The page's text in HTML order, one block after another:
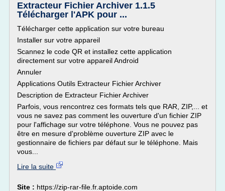
Extracteur Fichier Archiver 1.1.5
Télécharger l'APK pour ...
Télécharger cette application sur votre bureau
Installer sur votre appareil
Scannez le code QR et installez cette application
directement sur votre appareil Android
Annuler
Applications Outils Extracteur Fichier Archiver
Description de Extracteur Fichier Archiver
Parfois, vous rencontrez ces formats tels que RAR, ZIP,... et
vous ne savez pas comment les ouverture d'un fichier ZIP
pour l'affichage sur votre téléphone. Vous ne pouvez pas
être en mesure d'problème ouverture ZIP avec le
gestionnaire de fichiers par défaut sur le téléphone. Mais
vous...
Lire la suite
Site : https://zip-rar-file.fr.aptoide.com